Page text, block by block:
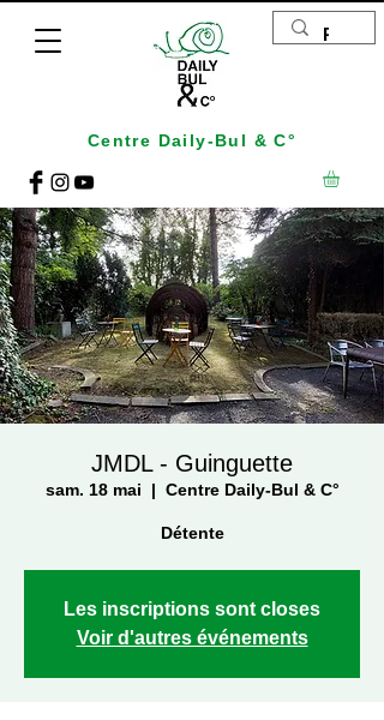
Centre Daily-Bul & C°
JMDL - Guinguette
sam. 18 mai
  |
Centre Daily-Bul & C°
Détente
Les inscriptions sont closes
Voir d'autres événements